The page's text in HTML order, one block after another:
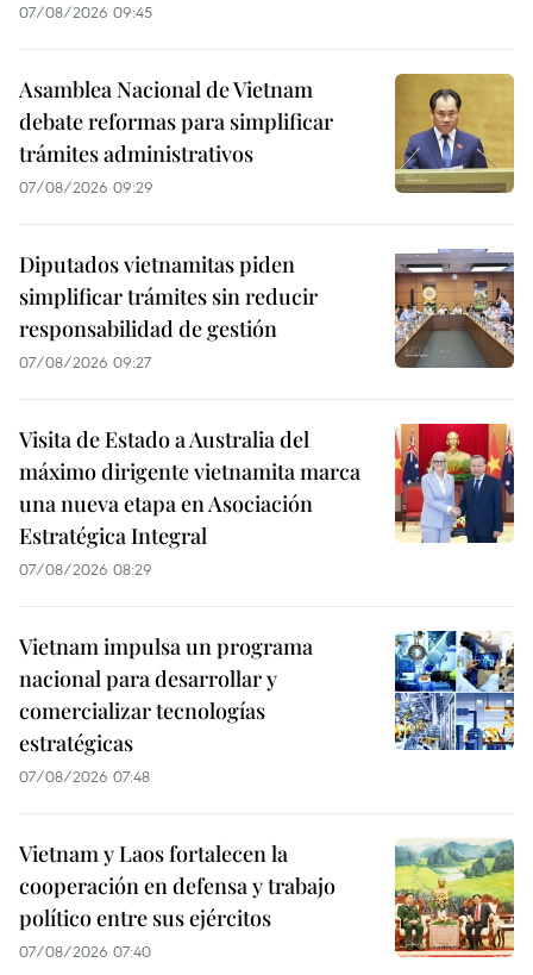
07/08/2026 09:45
Asamblea Nacional de Vietnam
debate reformas para simplificar
trámites administrativos
07/08/2026 09:29
Diputados vietnamitas piden
simplificar trámites sin reducir
responsabilidad de gestión
07/08/2026 09:27
Visita de Estado a Australia del
máximo dirigente vietnamita marca
una nueva etapa en Asociación
Estratégica Integral
07/08/2026 08:29
Vietnam impulsa un programa
nacional para desarrollar y
comercializar tecnologías
estratégicas
07/08/2026 07:48
Vietnam y Laos fortalecen la
cooperación en defensa y trabajo
político entre sus ejércitos
07/08/2026 07:40